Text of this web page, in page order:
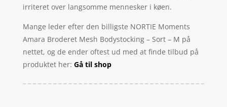
irriteret over langsomme mennesker i køen.
Mange leder efter den billigste NORTIE Moments
Amara Broderet Mesh Bodystocking – Sort – M på
nettet, og de ender oftest ud med at finde tilbud på
produktet her: Gå til shop